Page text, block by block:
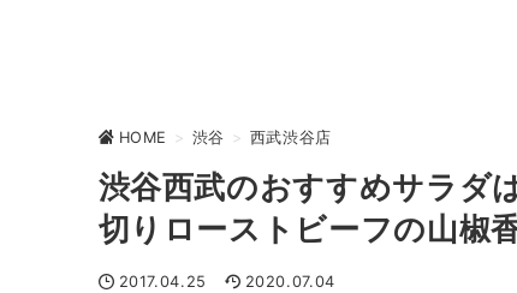
HOME > 渋谷 > 西武渋谷店
渋谷西武のおすすめサラダ
切りローストビーフの山椒
2017.04.25 2020.07.04